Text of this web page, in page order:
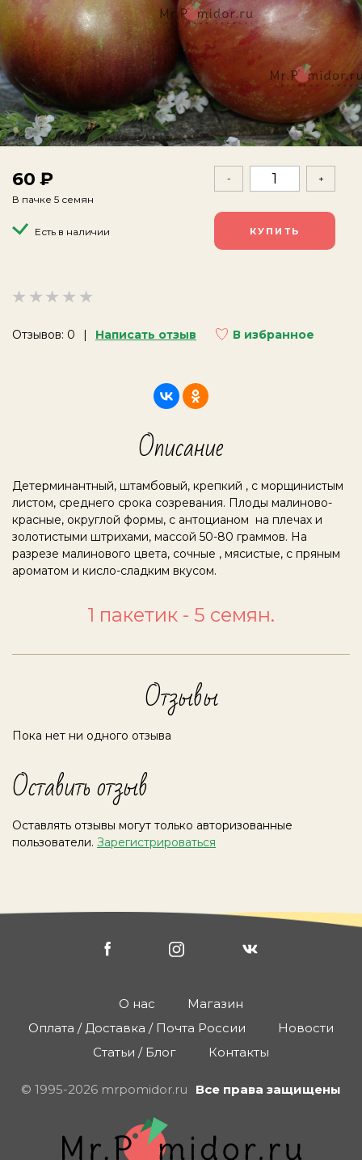
Отзывов: 0 Написать отзыв В избранное
60
В пачке 5 семян
Есть в наличии
- +
Описание
Детерминантный, штамбовый, крепкий , с морщинистым
листом, среднего срока созревания. Плоды малиново-
красные, округлой формы, с антоцианом на плечах и
золотистыми штрихами, массой 50-80 граммов. На
разрезе малинового цвета, сочные , мясистые, с пряным
ароматом и кисло-сладким вкусом.
1 пакетик - 5 семян.
Отзывы
Пока нет ни одного отзыва
Оставить отзыв
Оставлять отзывы могут только авторизованные
пользователи. Зарегистрироваться
О нас
Магазин
Оплата / Доставка / Почта России
Новости
Статьи / Блог
Контакты
© 1995-2026 mrpomidor.ru Все права защищены